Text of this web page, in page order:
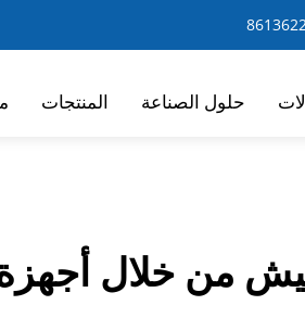
المنتجات حلول الصناعة
من خلال أجهزة